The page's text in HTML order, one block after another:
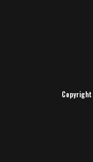
Copyright